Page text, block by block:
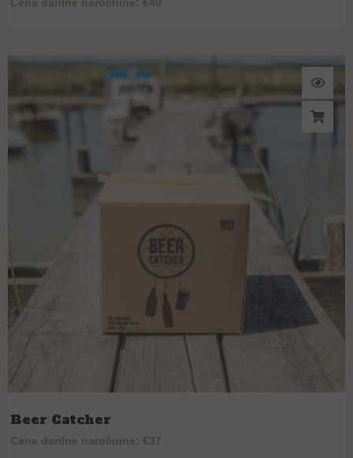
Beer Catcher
Cena darilne naročnine: €37